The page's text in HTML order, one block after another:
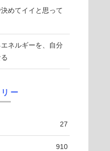
めてイイと思って
ネルギーを、自分
ー
27
910